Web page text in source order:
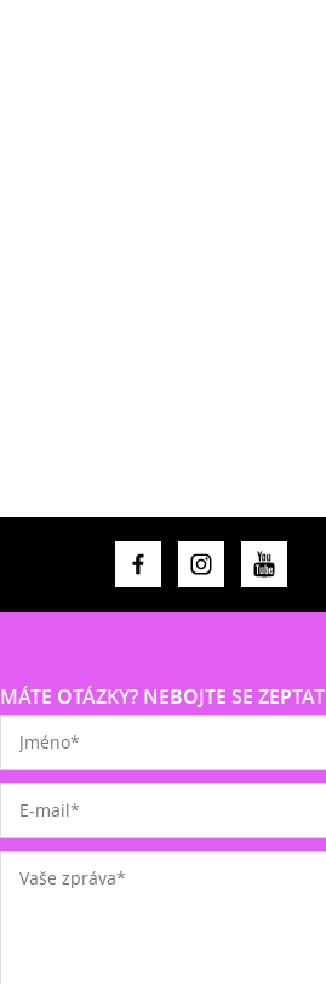
MÁTE OTÁZKY? NEBOJTE SE ZEPTAT